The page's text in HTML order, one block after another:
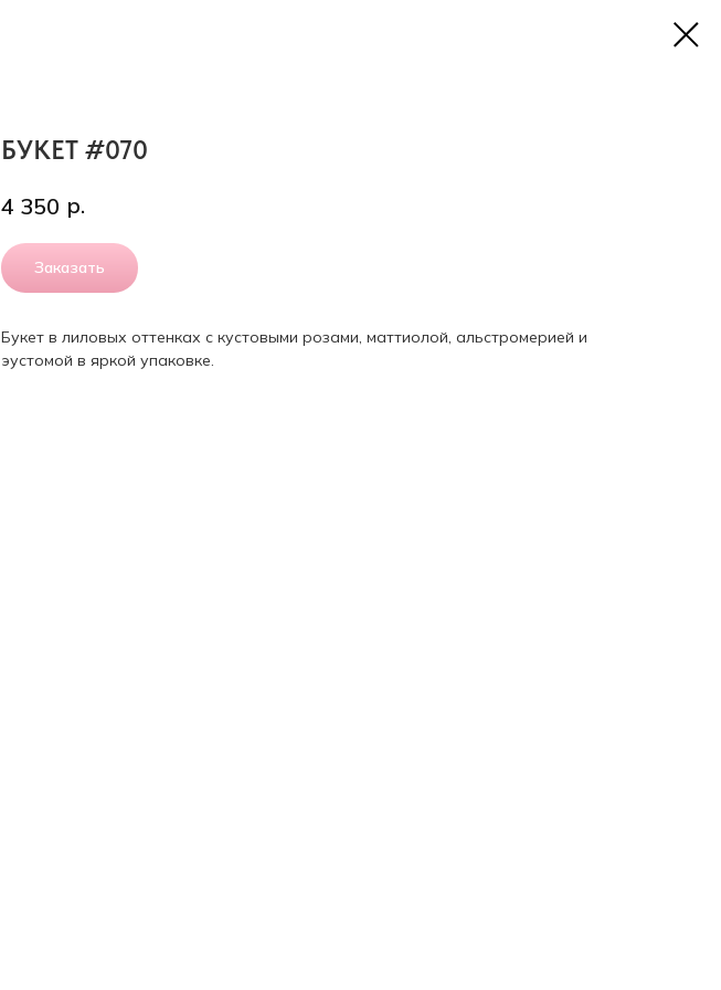
БУКЕТ #070
4 350 р.
Заказать
Букет в лиловых оттенках с кустовыми розами, маттиолой, альстромерией и
эустомой в яркой упаковке.